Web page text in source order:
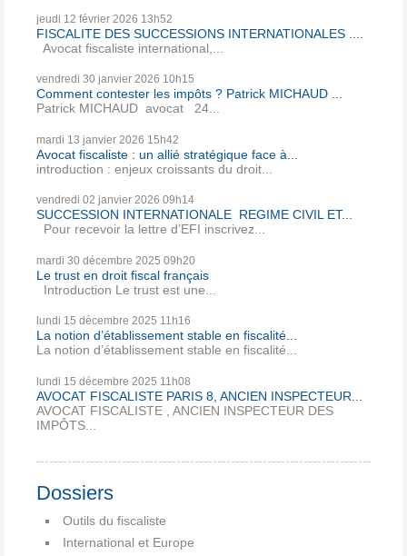
jeudi 12 février 2026 13h52
FISCALITE DES SUCCESSIONS INTERNATIONALES ....
Avocat fiscaliste international,...
vendredi 30 janvier 2026 10h15
Comment contester les impôts ? Patrick MICHAUD ...
Patrick MICHAUD avocat 24...
mardi 13 janvier 2026 15h42
Avocat fiscaliste : un allié stratégique face à...
introduction : enjeux croissants du droit...
vendredi 02 janvier 2026 09h14
SUCCESSION INTERNATIONALE REGIME CIVIL ET...
Pour recevoir la lettre d’EFI inscrivez...
mardi 30 décembre 2025 09h20
Le trust en droit fiscal français
Introduction Le trust est une...
lundi 15 décembre 2025 11h16
La notion d’établissement stable en fiscalité...
La notion d’établissement stable en fiscalité...
lundi 15 décembre 2025 11h08
AVOCAT FISCALISTE PARIS 8, ANCIEN INSPECTEUR...
AVOCAT FISCALISTE , ANCIEN INSPECTEUR DES
IMPÔTS...
Dossiers
Outils du fiscaliste
International et Europe